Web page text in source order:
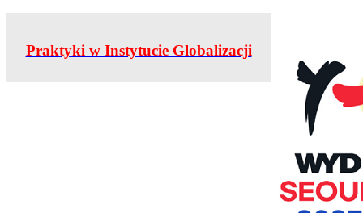
Praktyki w Instytucie Globalizacji